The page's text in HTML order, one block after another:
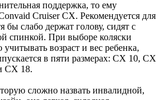
поддержка, то ему
Cruiser CX. Рекомендуется для
бы слабо держат голову, сидят с
спинкой. При выборе коляски
возраст и вес ребенка,
в пяти размерах: CX 10, CX
CX 18.
сложно назвать инвалидной,